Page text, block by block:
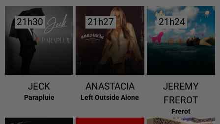
21h30
21h30
JECK
Parapluie
21h27
21h27
ANASTACIA
Left Outside Alone
21h24
21h24
JEREMY
FREROT
Frerot